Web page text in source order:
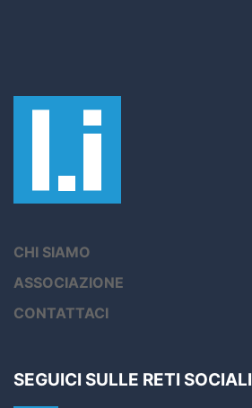
CHI SIAMO
ASSOCIAZIONE
CONTATTACI
SEGUICI SULLE RETI SOCIALI